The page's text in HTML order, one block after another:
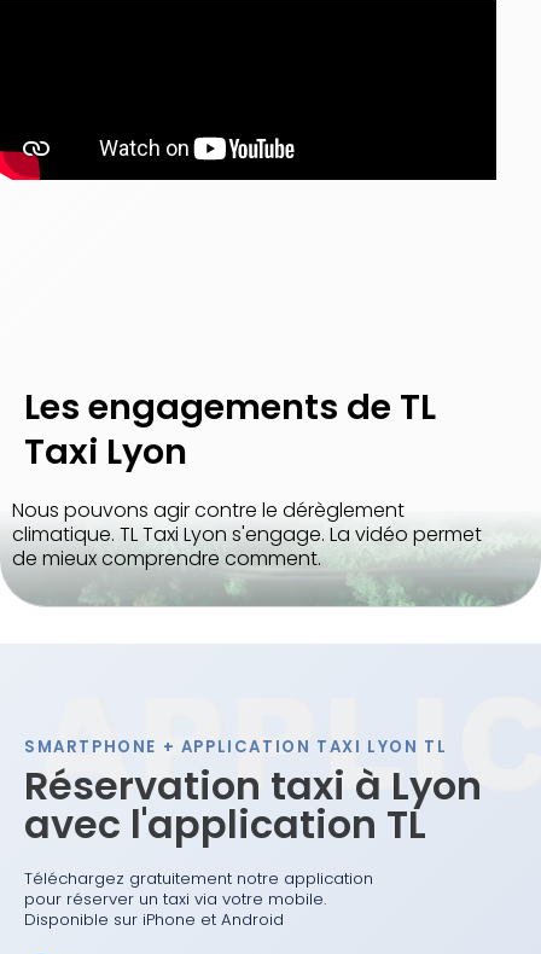
Les engagements de TL
Taxi Lyon
Nous pouvons agir contre le dérèglement
climatique. TL Taxi Lyon s'engage. La vidéo permet
de mieux comprendre comment.
SMARTPHONE + APPLICATION TAXI LYON TL
Réservation taxi à Lyon
avec l'application TL
Téléchargez gratuitement notre application
pour réserver un taxi via votre mobile.
Disponible sur iPhone et Android